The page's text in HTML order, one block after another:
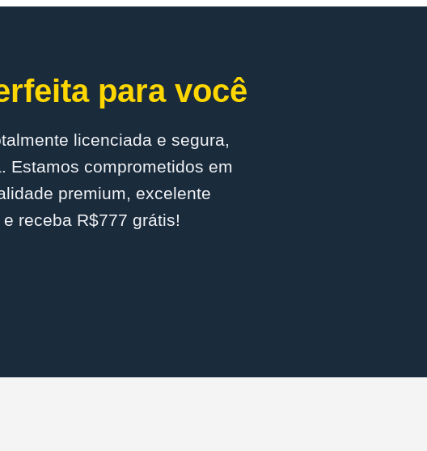
para você
licenciada e segura,
Estamos comprometidos em
premium, excelente
receba R$777 grátis!